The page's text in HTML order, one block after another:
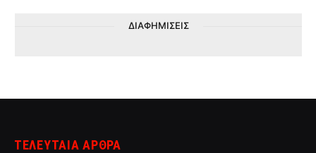
ΔΙΑΦΗΜΙΣΕΙΣ
ΤΕΛΕΥΤΑΙΑ ΑΡΘΡΑ